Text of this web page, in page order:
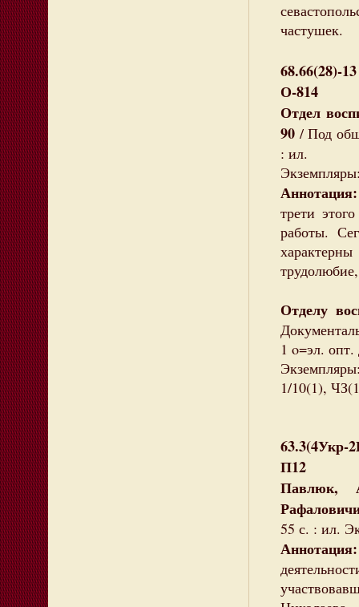
частушек.
68.66(28)-13
О-814
Отдел
90 / Под
: ил.
Аннотация:
трети
работы.
Отделу
1 o=эл.
1/10(1),
63.3(4Укр-
П12
Павлюк,
55 с. : ил.
Аннотация: